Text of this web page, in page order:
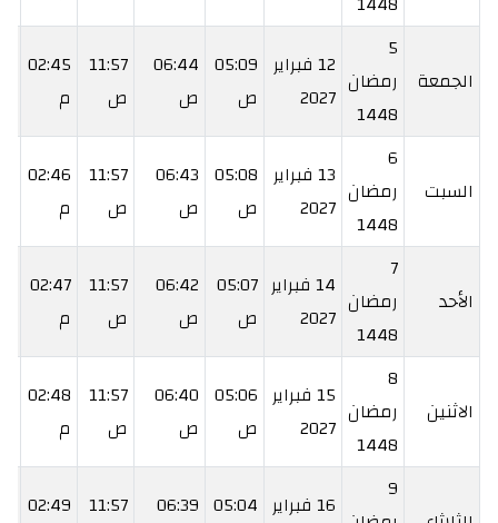
الجمعة
5
رمضان
1448
12 فبراير
2027
05:09
ص
06:44
ص
11:57
ص
02:45
م
السبت
6
رمضان
1448
13 فبراير
2027
05:08
ص
06:43
ص
11:57
ص
02:46
م
الأحد
7
رمضان
1448
14 فبراير
2027
05:07
ص
06:42
ص
11:57
ص
02:47
م
الاثنين
8
رمضان
1448
15 فبراير
2027
05:06
ص
06:40
ص
11:57
ص
02:48
م
9
16 فبراير 05:04
06:39
11:57
02:49